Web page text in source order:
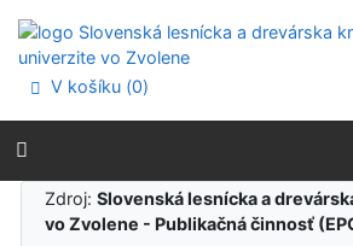
Prejsť na menu
Prehlásenie o webovej prístupnosti
V košíku (0)
Výsledky
Zdroj:Slovenská lesnícka a
vo Zvolene - Publikačná činnosť